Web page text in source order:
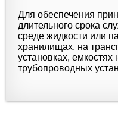
Для обеспечения
длительного срока
среде жидкости или
хранилищах, на
установках, емкостях
трубопроводных